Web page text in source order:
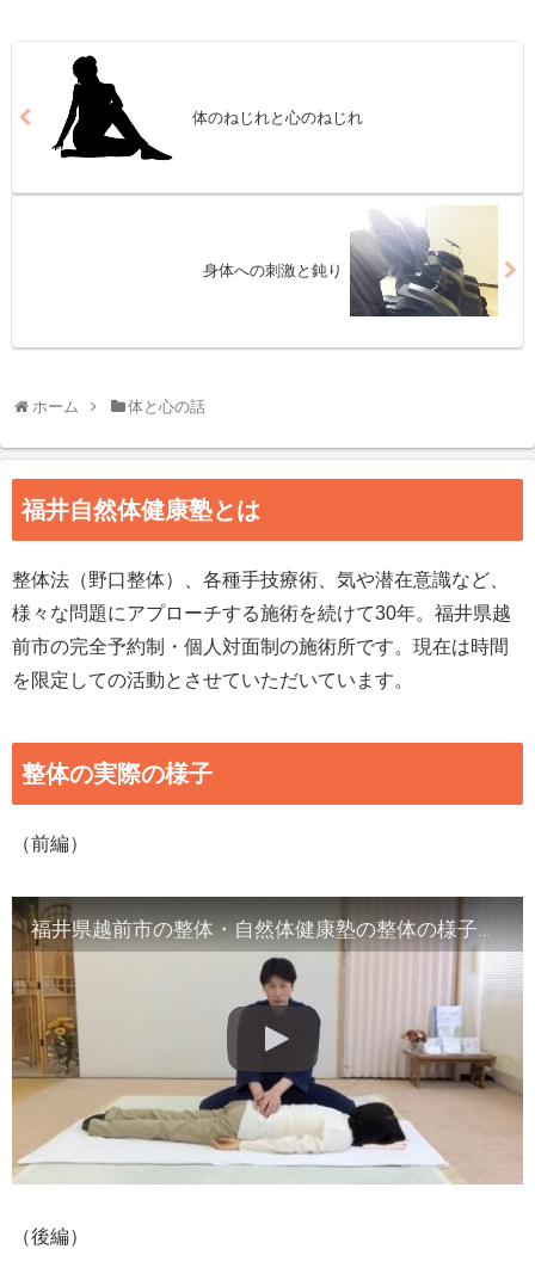
体のねじれと心のねじれ
身体への刺激と鈍り
ホーム 体と心の話
福井自然体健康塾とは
整体法（野口整体）、各種手技療術、気や潜在意識など、
様々な問題にアプローチする施術を続けて30年。福井県越
前市の完全予約制・個人対面制の施術所です。現在は時間
を限定しての活動とさせていただいています。
整体の実際の様子
（前編）
福井県越前市の整体・自然体健康塾の整体の様子（1）背骨の観察／骨盤他
（後編）